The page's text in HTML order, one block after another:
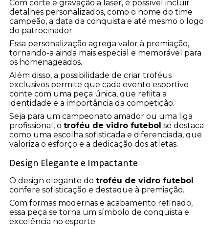
Com corte e gravação a laser, é possível incluir
detalhes personalizados, como o nome do time
campeão, a data da conquista e até mesmo o logo
do patrocinador.
Essa personalização agrega valor à premiação,
tornando-a ainda mais especial e memorável para
os homenageados.
Além disso, a possibilidade de criar troféus
exclusivos permite que cada evento esportivo
conte com uma peça única, que reflita a
identidade e a importância da competição.
Seja para um campeonato amador ou uma liga
profissional, otroféu de vidro futebol se destaca
como uma escolha sofisticada e diferenciada, que
valoriza o esforço e a dedicação dos atletas.
Design Elegante e Impactante
O design elegante dotroféu de vidro futebol
confere sofisticação e destaque à premiação.
Com formas modernas e acabamento refinado,
essa peça se torna um símbolo de conquista e
excelência no esporte.